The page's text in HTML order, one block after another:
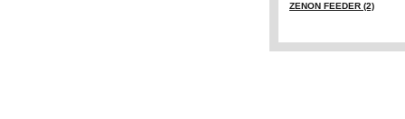
ZENON FEEDER (2)